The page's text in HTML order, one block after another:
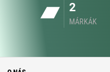
2
MÁRKÁK